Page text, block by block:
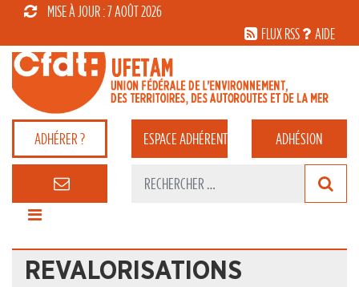
MISE À JOUR : 7 AOÛT 2026
FLUX RSS
AIDE
ADHÉRER ? ESPACEADHÉRENT ADHÉSION
REVALORISATIONS